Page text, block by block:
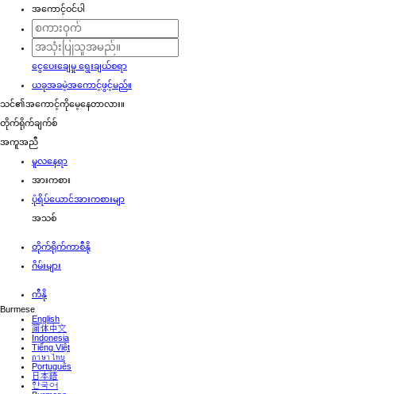
အကောင့်ဝင်ပါ
ငွေပေးချေမှု ရွေးချယ်စရာ
ယခုအခမဲ့အကောင့်ဖွင့်မည်။
သင်၏အကောင့်ကိုမေ့နေတာလား။
တိုက်ရိုက်ချက်စ်
အကူအညီ
မူလ‌နေရာ
အားကစား
ပုံရိပ်ယောင်အားကစားမျာ
အသစ်
တိုက်ရိုက်ကာစီနို
ဂိမ်းများ
ကီနို
Burmese
English
简体中文
Indonesia
Tiếng Việt
ภาษาไทย
Português
日本語
한국어